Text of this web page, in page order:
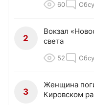
60
2
Вокзал
света
52
3
Женщина
Кировском